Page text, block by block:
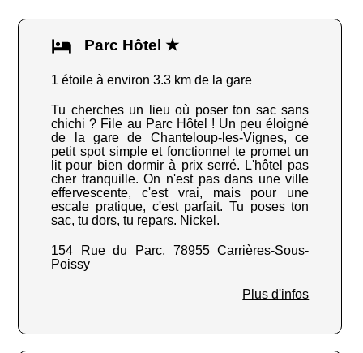
Parc Hôtel ★
1 étoile à environ 3.3 km de la gare
Tu cherches un lieu où poser ton sac sans
chichi ? File au Parc Hôtel ! Un peu éloigné
de la gare de Chanteloup-les-Vignes, ce
petit spot simple et fonctionnel te promet un
lit pour bien dormir à prix serré. L'hôtel pas
cher tranquille. On n'est pas dans une ville
effervescente, c'est vrai, mais pour une
escale pratique, c'est parfait. Tu poses ton
sac, tu dors, tu repars. Nickel.
154 Rue du Parc, 78955 Carrières-Sous-
Poissy
Plus d'infos